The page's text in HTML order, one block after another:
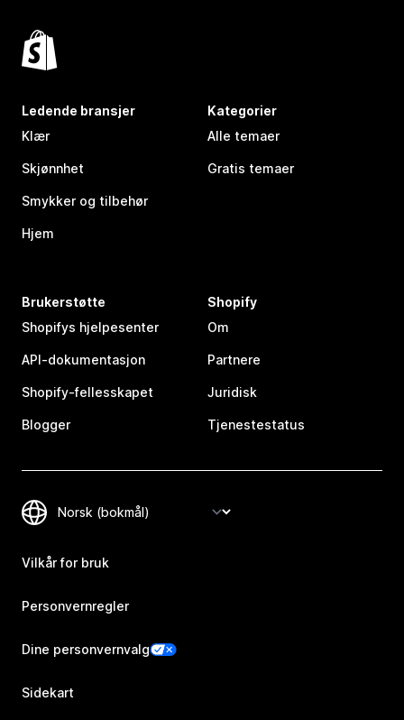
Ledende bransjer
Klær
Skjønnhet
Smykker og tilbehør
Hjem
Kategorier
Alle temaer
Gratis temaer
Brukerstøtte
Shopifys hjelpesenter
API-dokumentasjon
Shopify-fellesskapet
Blogger
Shopify
Om
Partnere
Juridisk
Tjenestestatus
Vilkår for bruk
Personvernregler
Dine personvernvalg
Sidekart